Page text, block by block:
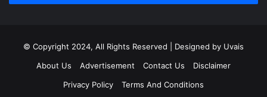
© Copyright 2024, All Rights Reserved | Designed by Uvais
About Us
Advertisement Contact Us
Disclaimer
Privacy Policy
Terms And Conditions